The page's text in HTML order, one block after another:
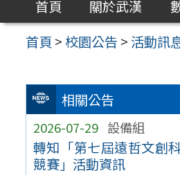
首頁 關於武漢
首頁 >校園公告 > 活動訊
相關公告
2026-07-29 設備組
轉知「第七屆遠哲文創
競賽」活動資訊